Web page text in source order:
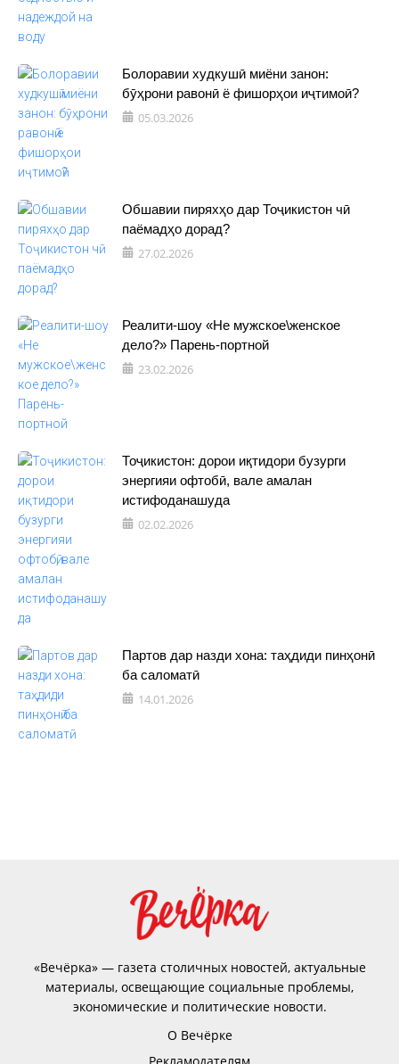
Болоравии худкушӣ миёни занон:
бӯҳрони равонӣ ё фишорҳои иҷтимоӣ?
05.03.2026
Обшавии пиряхҳо дар Тоҷикистон чӣ
паёмадҳо дорад?
27.02.2026
Реалити-шоу «Не мужское\женское
дело?» Парень-портной
23.02.2026
Тоҷикистон: дорои иқтидори бузурги
энергияи офтобӣ, вале амалан
истифоданашуда
02.02.2026
Партов дар назди хона: таҳдиди пинҳонӣ
ба саломатӣ
14.01.2026
«Вечёрка» — газета столичных новостей, актуальные
материалы, освещающие социальные проблемы,
экономические и политические новости.
О Вечёрке